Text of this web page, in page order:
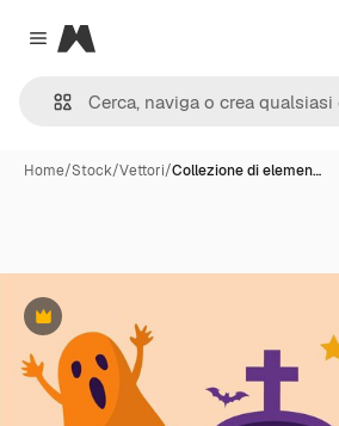
Close menu
Magnific
Home/Stock/Vettori/Collezione di elemen…
Premium